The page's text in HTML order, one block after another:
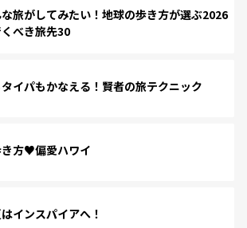
旅がしてみたい！地球の歩き方が選ぶ2026
べき旅先30
イパもかなえる！賢者の旅テクニック
方♥偏愛ハワイ
インスパイアへ！